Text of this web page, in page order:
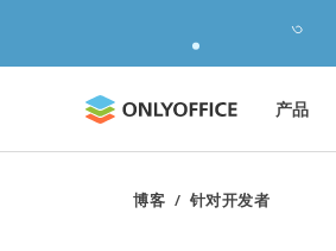
产品
博客 / 针对开发者